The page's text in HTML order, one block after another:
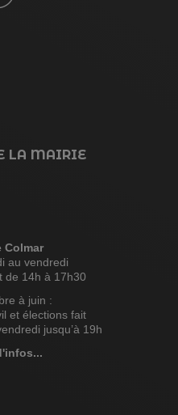
LA MAIRIE
Colmar
au vendredi
de 14h à 17h30
à juin :
et élections fait
jusqu’à 19h